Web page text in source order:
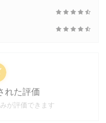
れた評価
が評価できます